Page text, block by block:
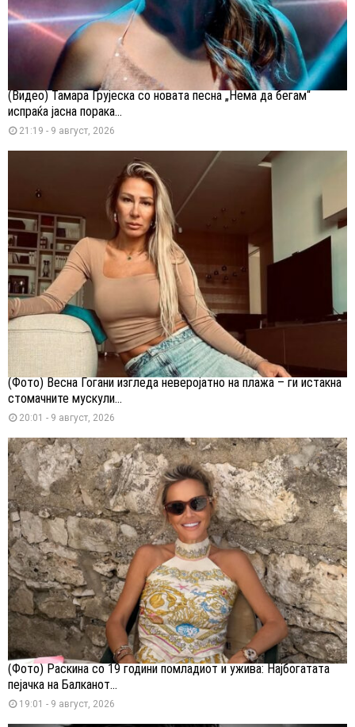
(Видео) Тамара Грујеска со новата песна „Нема да бегам“
испраќа јасна порака...
21:19 - 9 август, 2026
(Фото) Весна Ѓогани изгледа неверојатно на плажа – ги истакна
стомачните мускули...
20:01 - 9 август, 2026
(Фото) Раскина со 19 години помладиот и ужива: Најбогатата
пејачка на Балканот...
19:01 - 9 август, 2026